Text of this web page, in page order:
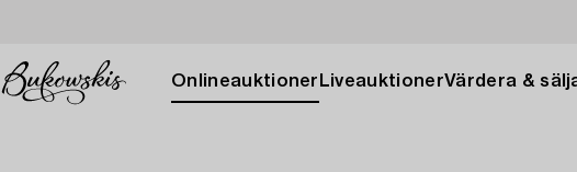
Onlineauktioner LiveauktionerVärdera &